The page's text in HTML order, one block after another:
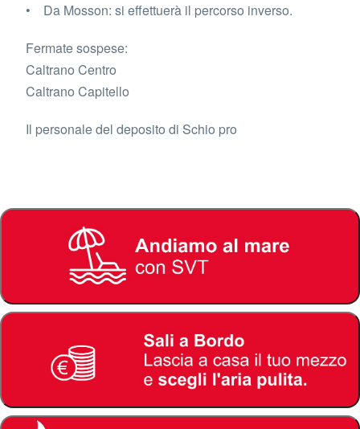
• Da Mosson: si effettuerà il percorso inverso.
Fermate sospese:
Caltrano Centro
Caltrano Capitello
Il personale del deposito di Schio pro